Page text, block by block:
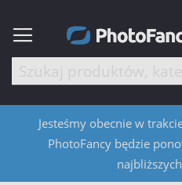
Jesteśmy obecnie w
PhotoFancy będzie